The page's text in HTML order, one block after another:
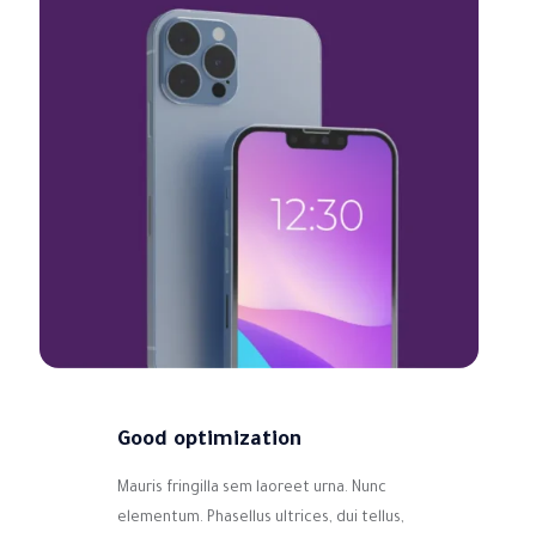
Good optimization
Mauris fringilla sem laoreet urna. Nunc
elementum. Phasellus ultrices, dui tellus,